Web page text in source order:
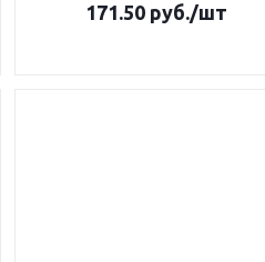
171.50руб./шт